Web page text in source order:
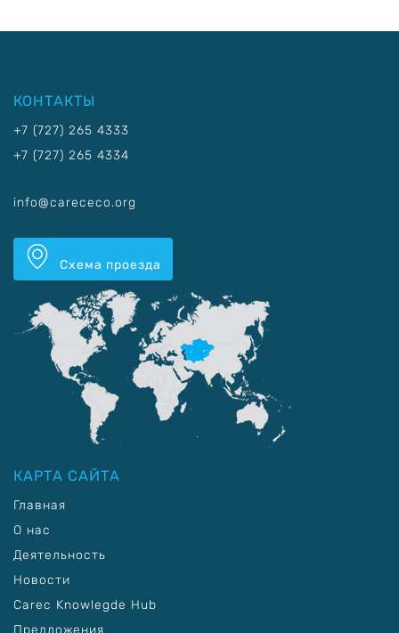
КОНТАКТЫ
+7 (727) 265 4333
+7 (727) 265 4334
info@carececo.org
Схема проезда
КАРТА САЙТА
Главная
О нас
Деятельность
Новости
Carec Knowlegde Hub
Предложения